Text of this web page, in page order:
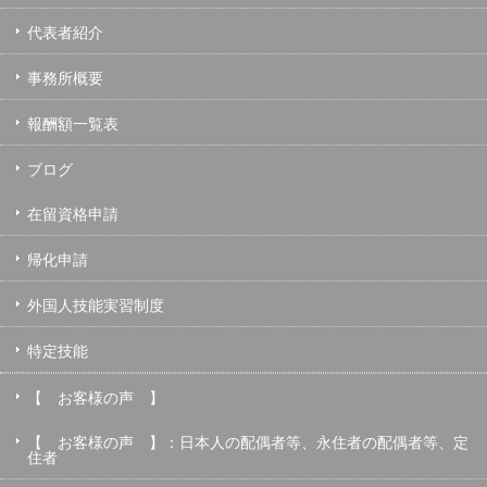
代表者紹介
事務所概要
報酬額一覧表
ブログ
在留資格申請
帰化申請
外国人技能実習制度
特定技能
【 お客様の声 】
【 お客様の声 】：日本人の配偶者等、永住者の配偶者等、定
住者